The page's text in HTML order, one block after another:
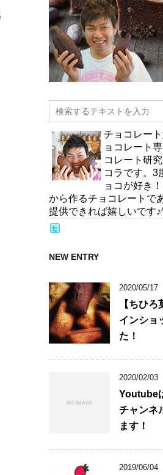
チョコレー
ョコレート
コレート研
コラです。3
ョコが好き
から作るチョコレートで
提供できれば嬉しいです
NEW ENTRY
2020/05/17
【ちひ
インショ
た！
2020/02/03
Youtube
チャンネ
ます！
2019/06/04